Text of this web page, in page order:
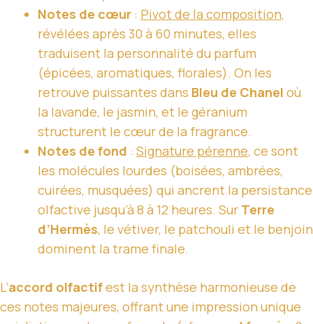
Notes de cœur : Pivot de la composition,
révélées après 30 à 60 minutes, elles
traduisent la personnalité du parfum
(épicées, aromatiques, florales). On les
retrouve puissantes dans Bleu de Chanel où
la lavande, le jasmin, et le géranium
structurent le cœur de la fragrance.
Notes de fond : Signature pérenne, ce sont
les molécules lourdes (boisées, ambrées,
cuirées, musquées) qui ancrent la persistance
olfactive jusqu’à 8 à 12 heures. Sur Terre
d’Hermès, le vétiver, le patchouli et le benjoin
dominent la trame finale.
L’accord olfactifest la synthèse harmonieuse de
ces notes majeures, offrant une impression unique